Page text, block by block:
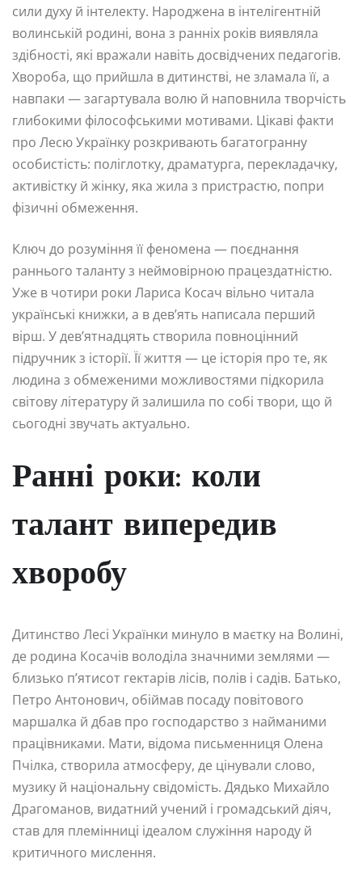
сили духу й інтелекту. Народжена в інтелігентній
волинській родині, вона з ранніх років виявляла
здібності, які вражали навіть досвідчених педагогів.
Хвороба, що прийшла в дитинстві, не зламала її, а
навпаки — загартувала волю й наповнила творчість
глибокими філософськими мотивами. Цікаві факти
про Лесю Українку розкривають багатогранну
особистість: поліглотку, драматурга, перекладачку,
активістку й жінку, яка жила з пристрастю, попри
фізичні обмеження.
Ключ до розуміння її феномена — поєднання
раннього таланту з неймовірною працездатністю.
Уже в чотири роки Лариса Косач вільно читала
українські книжки, а в дев’ять написала перший
вірш. У дев’ятнадцять створила повноцінний
підручник з історії. Її життя — це історія про те, як
людина з обмеженими можливостями підкорила
світову літературу й залишила по собі твори, що й
сьогодні звучать актуально.
Ранні роки: коли
талант випередив
хворобу
Дитинство Лесі Українки минуло в маєтку на Волині,
де родина Косачів володіла значними землями —
близько п’ятисот гектарів лісів, полів і садів. Батько,
Петро Антонович, обіймав посаду повітового
маршалка й дбав про господарство з найманими
працівниками. Мати, відома письменниця Олена
Пчілка, створила атмосферу, де цінували слово,
музику й національну свідомість. Дядько Михайло
Драгоманов, видатний учений і громадський діяч,
став для племінниці ідеалом служіння народу й
критичного мислення.